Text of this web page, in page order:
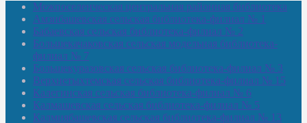
Межпоселенческая центральная районная библиотека
Амзибашевская сельская библиотека-филиал № 1
Бабаевская сельская библиотека-филиал № 2
Большекачаковская сельская модельная библиотека-
филиал № 7
Большекуразовская сельская библиотека-филиал № 3
Верхнетыхтемская сельская библиотека-филиал № 15
Калегинская сельская библиотека-филиал № 6
Калмашевская сельская библиотека-филиал № 5
Калмиябашевская сельская библиотека-филиал № 13